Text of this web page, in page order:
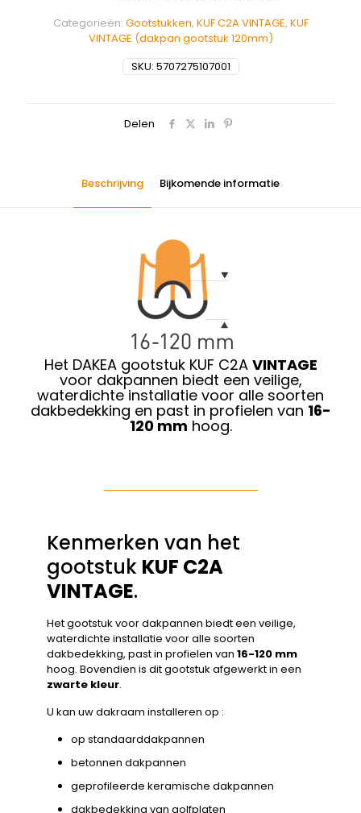
SKU: 5707275107001
Categorieën: Gootstukken, KUF C2A VINTAGE, KUF
VINTAGE (dakpan gootstuk 120mm)
Delen
Beschrijving Bijkomende informatie
Het DAKEA gootstuk KUF C2A VINTAGE
voor dakpannen biedt een veilige,
waterdichte installatie voor alle soorten
dakbedekking en past in profielen van 16-
120 mm hoog.
Kenmerken van het
gootstuk KUF C2A
VINTAGE.
Het gootstuk voor dakpannen biedt een veilige,
waterdichte installatie voor alle soorten
dakbedekking, past in profielen van 16-120 mm
hoog. Bovendien is dit gootstuk afgewerkt in een
zwarte kleur.
U kan uw dakraam installeren op :
op standaarddakpannen
betonnen dakpannen
geprofileerde keramische dakpannen
dakbedekking van golfplaten